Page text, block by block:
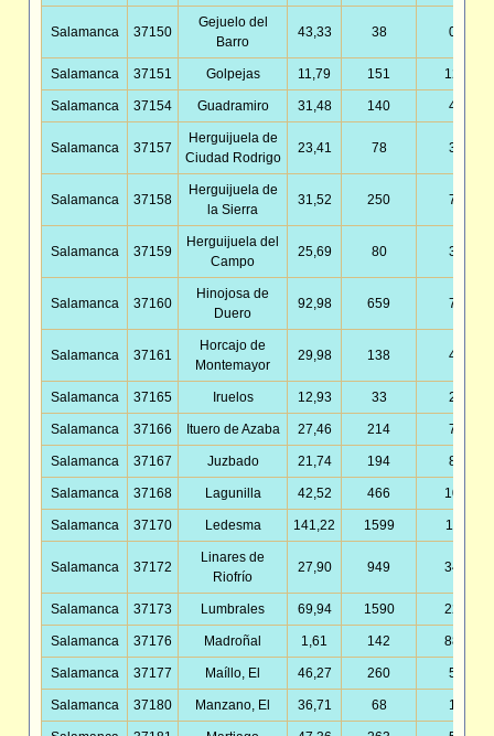
Salamanca 37150
Gejuelo del
Barro
43,33 38 0,88
Salamanca 37151 Golpejas 11,79 151 12,81
Salamanca 37154 Guadramiro 31,48 140 4,45
Salamanca 37157
Herguijuela de
Ciudad Rodrigo
23,41 78 3,33
Salamanca 37158
Herguijuela de
la Sierra
31,52 250 7,93
Salamanca 37159
Herguijuela del
Campo
25,69 80 3,11
Salamanca 37160
Hinojosa de
Duero
92,98 659 7,09
Salamanca 37161
Horcajo de
Montemayor
29,98 138 4,60
Salamanca 37165 Iruelos 12,93 33 2,55
Salamanca 37166 Ituero de Azaba 27,46 214 7,79
Salamanca 37167 Juzbado 21,74 194 8,92
Salamanca 37168 Lagunilla 42,52 466 10,96
Salamanca 37170 Ledesma 141,22 1599 11,32
Salamanca 37172
Linares de
Riofrío
27,90 949 34,02
Salamanca 37173 Lumbrales 69,94 1590 22,73
Salamanca 37176 Madroñal 1,61 142 88,41
Salamanca 37177 Maíllo, El 46,27 260 5,62
Salamanca 37180 Manzano, El 36,71 68 1,85